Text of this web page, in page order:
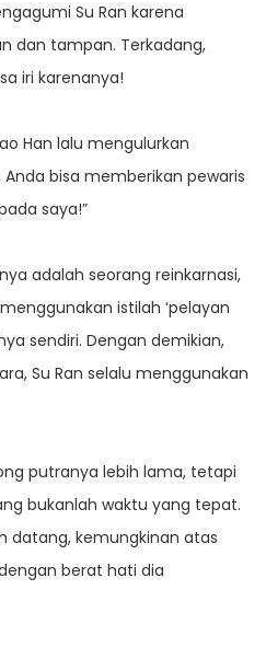
Su Ran karena
dan tampan. Terkadang,
iri karenanya!
Han lalu mengulurkan
bisa memberikan pewaris
saya!”
adalah seorang reinkarnasi,
istilah ‘pelayan
sendiri. Dengan demikian,
Su Ran selalu menggunakan
putranya lebih lama, tetapi
bukanlah waktu yang tepat.
datang, kemungkinan atas
berat hati dia